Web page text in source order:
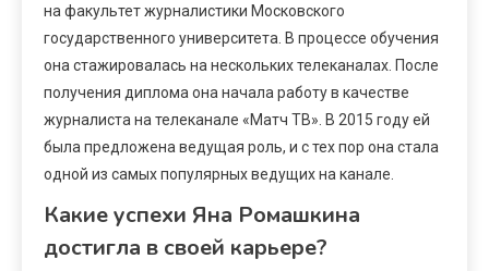
на факультет журналистики Московского
государственного университета. В процессе обучения
она стажировалась на нескольких телеканалах. После
получения диплома она начала работу в качестве
журналиста на телеканале «Матч ТВ». В 2015 году ей
была предложена ведущая роль, и с тех пор она стала
одной из самых популярных ведущих на канале.
Какие успехи Яна Ромашкина
достигла в своей карьере?